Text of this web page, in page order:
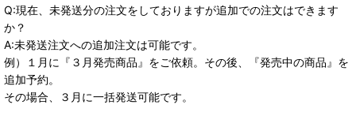
Q:現在、未発送分の注文をしておりますが追加での注文はできます
か？
A:未発送注文への追加注文は可能です。
例）１月に『３月発売商品』をご依頼。その後、『発売中の商品』を
追加予約。
その場合、３月に一括発送可能です。